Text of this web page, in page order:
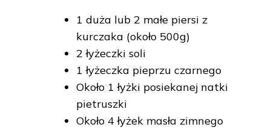
1 duża lub 2 małe piersi z
kurczaka (około 500g)
2 łyżeczki soli
1 łyżeczka pieprzu czarnego
Około 1 łyżki posiekanej natki
pietruszki
Około 4 łyżek masła zimnego